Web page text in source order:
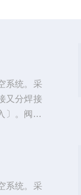
系统。采
又分焊接
〕。阀门
，由于
系统。采